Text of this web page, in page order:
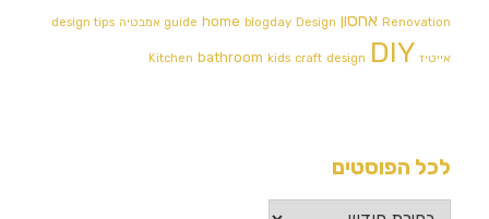
Renovation אחסון guide home blogday Design אמבטיה design tips
אייטיז Kitchen bathroom kids craft design DIY
לכל הפוסטים
לכל